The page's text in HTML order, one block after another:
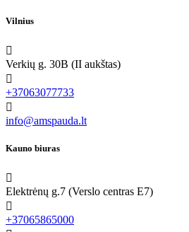
Vilnius

Verkių g. 30B (II aukštas)

+37063077733

info@amspauda.lt
Kauno biuras

Elektrėnų g.7 (Verslo centras E7)

+37065865000